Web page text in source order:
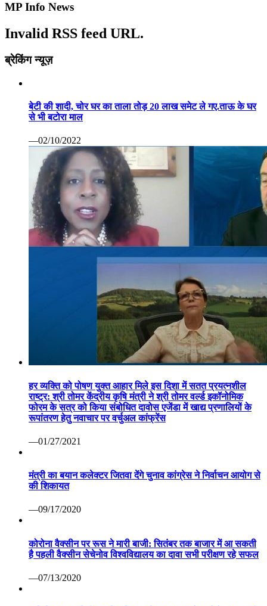
MP Info News
Invalid RSS feed URL.
ब्रेकिंग न्यूज़
बेटी की शादी, चोर घर का ताला तोड़ 20 लाख समेट ले गए.ताऊ के घर
से भी बटोरा माल
—02/10/2022
हर व्यक्ति को पोषण युक्त आहार मिले इस दिशा में सतत प्रयत्नशील
राष्ट्र: श्री तोमर केंद्रीय कृषि मंत्री ने श्री तोमर वर्ल्ड इकॉनोमिक
फोरम के सत्र को किया संबोधित दावोस एजेंडा में खाद्य प्रणालियों के
रूपांतरण हेतु नवाचार पर वर्चुअल कांफ्रेंस
—01/27/2021
मंत्री का बयान कलेक्टर जितवा देंगे चुनाव कांग्रेस ने निर्वाचन आयोग से
की शिकायत
—09/17/2020
कोरोना वैक्सीन पर रूस ने मारी बाजी: सितंबर तक बाजार में आ सकती
है पहली वैक्सीन सेचेनोव विश्वविद्यालय का दावा सभी परीक्षण रहे सफल
—07/13/2020